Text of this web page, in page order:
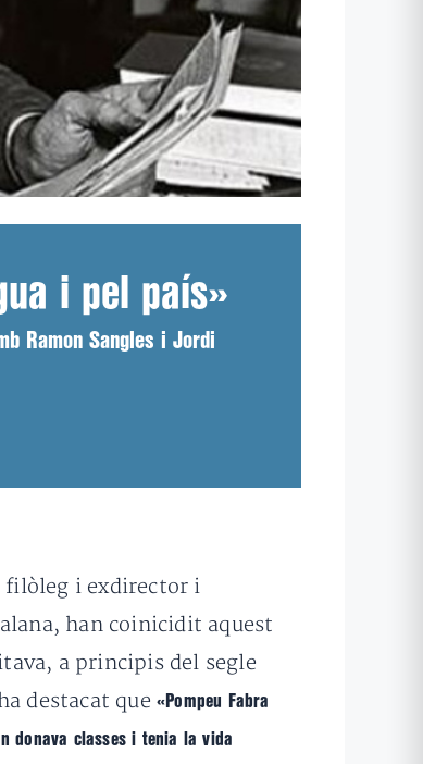
i pel país»
Ramon Sangles i Jordi
filòleg i exdirector i
han coinicidit aquest
a principis del segle
destacat que «Pompeu Fabra
donava classes i tenia la vida